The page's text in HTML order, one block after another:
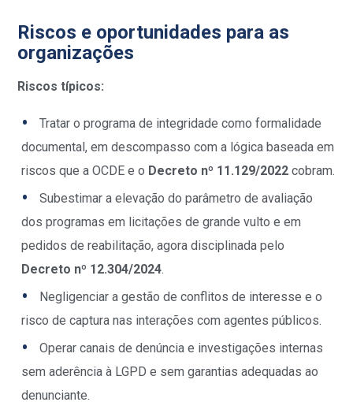
Riscos e oportunidades para as
organizações
Riscos típicos:
Tratar o programa de integridade como formalidade
documental, em descompasso com a lógica baseada em
riscos que a OCDE e o Decreto nº 11.129/2022 cobram.
Subestimar a elevação do parâmetro de avaliação
dos programas em licitações de grande vulto e em
pedidos de reabilitação, agora disciplinada pelo
Decreto nº 12.304/2024.
Negligenciar a gestão de conflitos de interesse e o
risco de captura nas interações com agentes públicos.
Operar canais de denúncia e investigações internas
sem aderência à LGPD e sem garantias adequadas ao
denunciante.